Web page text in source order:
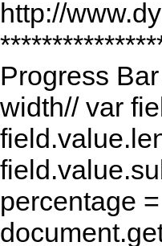
http://
Progress
width// var
percentage